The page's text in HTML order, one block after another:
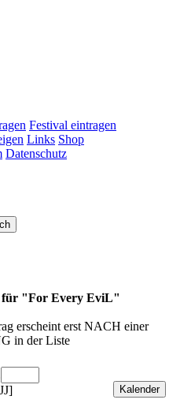
Festival eintragen
Links Shop
Datenschutz
für "For Every EviL"
erscheint erst NACH einer
in der Liste